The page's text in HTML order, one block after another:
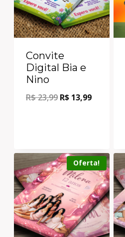
Convite
Digital Bia e
Nino
R$23,99 R$ 13,99
Oferta!